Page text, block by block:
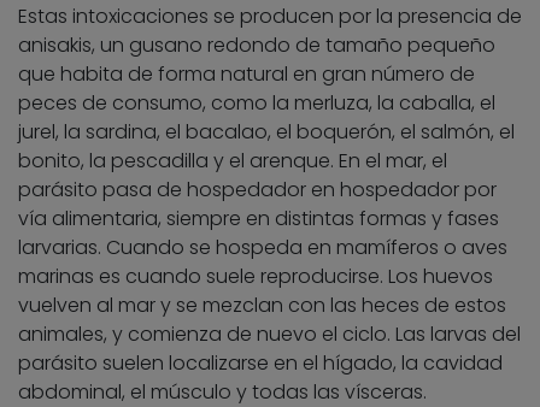
Estas intoxicaciones se producen por la presencia de
anisakis, un gusano redondo de tamaño pequeño
que habita de forma natural en gran número de
peces de consumo, como la merluza, la caballa, el
jurel, la sardina, el bacalao, el boquerón, el salmón, el
bonito, la pescadilla y el arenque. En el mar, el
parásito pasa de hospedador en hospedador por
vía alimentaria, siempre en distintas formas y fases
larvarias. Cuando se hospeda en mamíferos o aves
marinas es cuando suele reproducirse. Los huevos
vuelven al mar y se mezclan con las heces de estos
animales, y comienza de nuevo el ciclo. Las larvas del
parásito suelen localizarse en el hígado, la cavidad
abdominal, el músculo y todas las vísceras.